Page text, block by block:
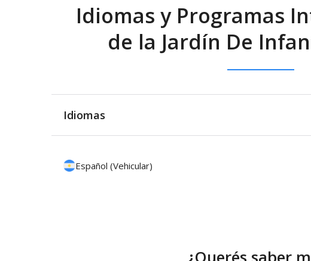
Idiomas y Programas
de la Jardín De
Idiomas
Español (Vehicular)
¿Querés saber